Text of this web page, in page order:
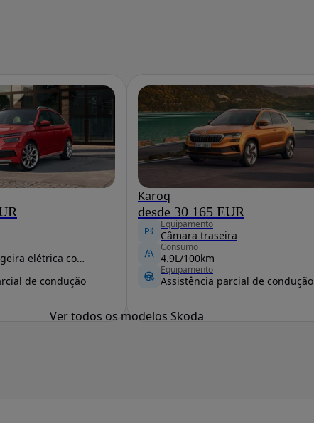
Porta de bagageira elétrica com pedal virtual
de condução
Karoq
desde 30 165 EUR
Equipamento
Câmara traseira
Consumo
4.9L/100km
Equipamento
Assistência parcial de condução
Ver todos os modelos Skoda